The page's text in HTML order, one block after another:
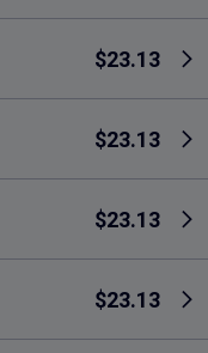
$23.13
$23.13
$23.13
$23.13